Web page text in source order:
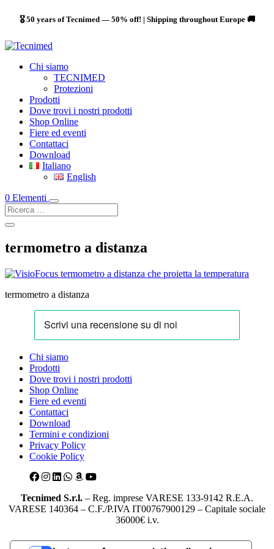
🎖️ 50 years of Tecnimed — 50% off! | Shipping throughout Europe 🚚
Chi siamo
TECNIMED
Protezioni
Prodotti
Dove trovi i nostri prodotti
Shop Online
Fiere ed eventi
Contattaci
Download
Italiano
English
0 Elementi
termometro a distanza
termometro a distanza
Chi siamo
Prodotti
Dove trovi i nostri prodotti
Shop Online
Fiere ed eventi
Contattaci
Download
Termini e condizioni
Privacy Policy
Cookie Policy
Tecnimed S.r.l. – Reg. imprese VARESE 133-9142 R.E.A.
VARESE 140364 – C.F./P.IVA IT00767900129 – Capitale sociale
36000€ i.v.